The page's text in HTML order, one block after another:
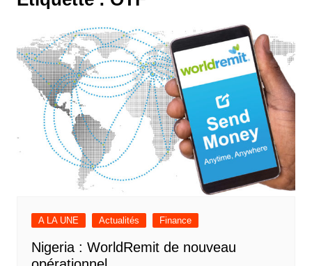
A LA UNE Actualités Finance
Nigeria : WorldRemit de nouveau